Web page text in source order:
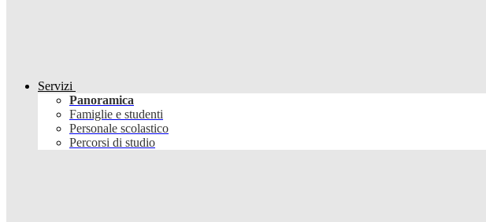
Servizi
Panoramica
Famiglie e studenti
Personale scolastico
Percorsi di studio